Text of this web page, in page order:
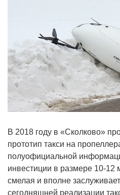
В 2018 году в «Сколково»
прототип такси на
полуофициальной
инвестиции в размере 10-12
смелая и вполне
сегодняшней реализации